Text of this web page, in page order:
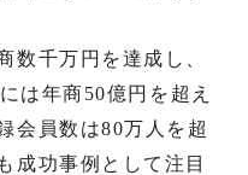
千万円を達成し、
は年商50億円を超え
会員数は80万人を超
成功事例として注目